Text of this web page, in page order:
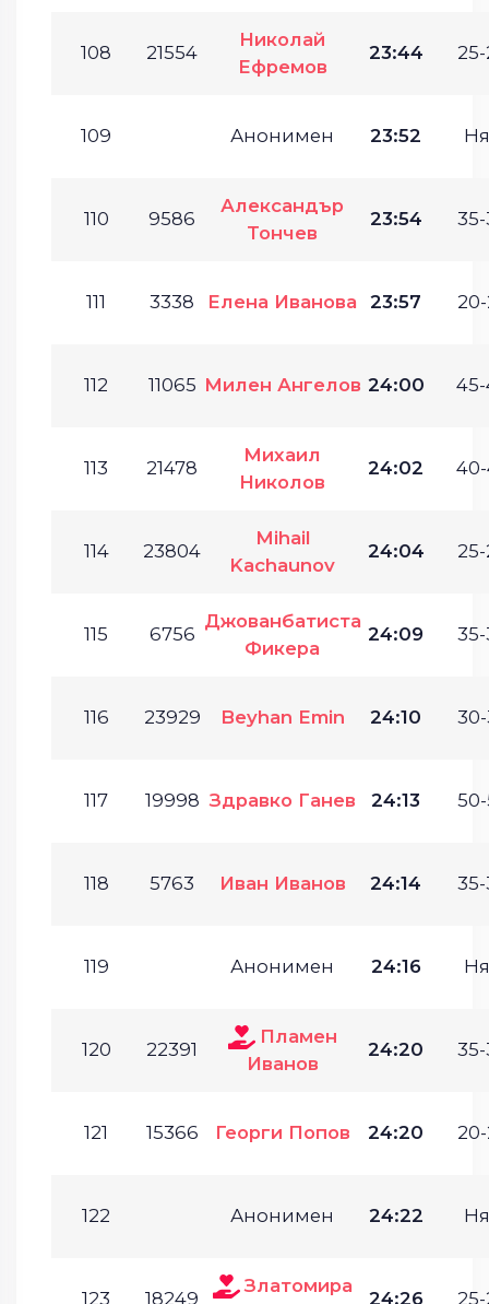
108 21554
Николай
Ефремов
23:44 25-
109 Анонимен 23:52
110 9586
Александър
Тончев
23:54 35-
111 3338 Елена Иванова 23:57 20-
112 11065 Милен Ангелов 24:00 45-
113 21478
Михаил
Николов
24:02 40-
114 23804
Mihail
Kachaunov
24:04 25-
115 6756
Джованбатиста
Фикера
24:09 35-
116 23929 Beyhan Emin 24:10 30-
117 19998 Здравко Ганев 24:13 50-
118 5763 Иван Иванов 24:14 35-
119 Анонимен 24:16
120 22391
Пламен
Иванов
24:20 35-
121 15366 Георги Попов 24:20 20-
122 Анонимен 24:22
123 18249
Златомира
24:26 25-